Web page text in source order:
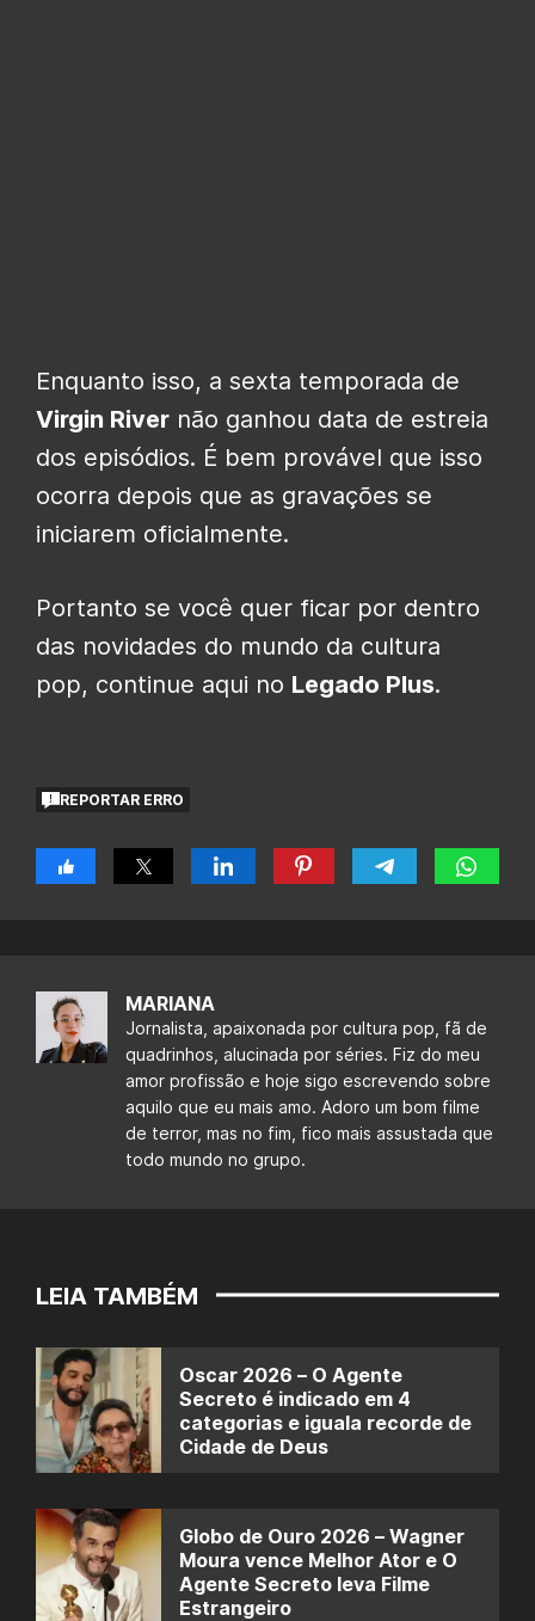
Enquanto isso, a sexta temporada de
Virgin River não ganhou data de estreia
dos episódios. É bem provável que isso
ocorra depois que as gravações se
iniciarem oficialmente.
Portanto se você quer ficar por dentro
das novidades do mundo da cultura
pop, continue aqui no Legado Plus.
REPORTAR ERRO
MARIANA
Jornalista, apaixonada por cultura pop, fã de
quadrinhos, alucinada por séries. Fiz do meu
amor profissão e hoje sigo escrevendo sobre
aquilo que eu mais amo. Adoro um bom filme
de terror, mas no fim, fico mais assustada que
todo mundo no grupo.
LEIA TAMBÉM
Oscar 2026 – O Agente
Secreto é indicado em 4
categorias e iguala recorde de
Cidade de Deus
Globo de Ouro 2026 – Wagner
Moura vence Melhor Ator e O
Agente Secreto leva Filme
Estrangeiro